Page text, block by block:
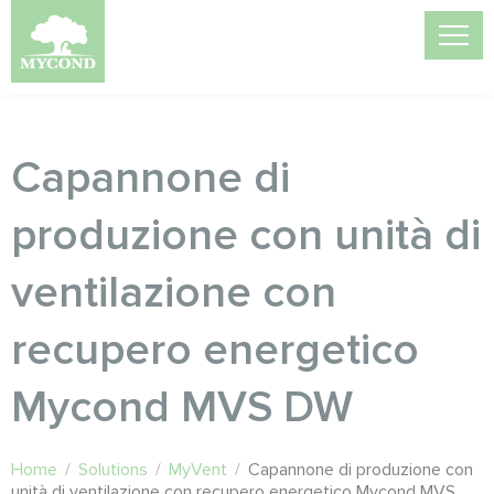
Capannone di
produzione con unità di
ventilazione con
recupero energetico
Mycond MVS DW
Home / Solutions / MyVent / Capannone di produzione con